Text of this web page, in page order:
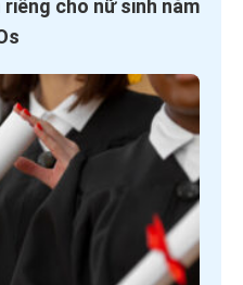
cho nữ sinh năm